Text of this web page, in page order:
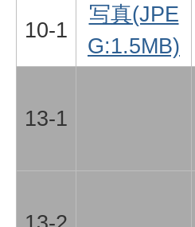
10-1
写真(JPE
G:1.5MB)
13-1